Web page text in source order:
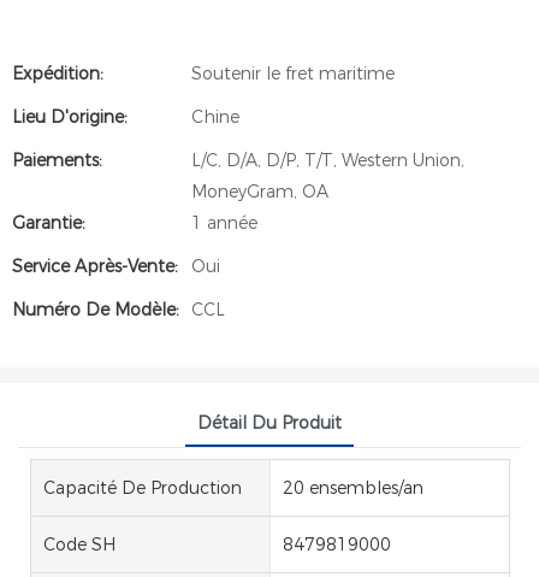
Expédition:
Soutenir le fret maritime
Lieu D'origine:
Chine
Paiements:
L/C, D/A, D/P, T/T, Western Union,
MoneyGram, OA
Garantie:
1 année
Service Après-Vente:
Oui
Numéro De Modèle:
CCL
Détail Du Produit
Capacité De Production 20 ensembles/an
Code SH 8479819000